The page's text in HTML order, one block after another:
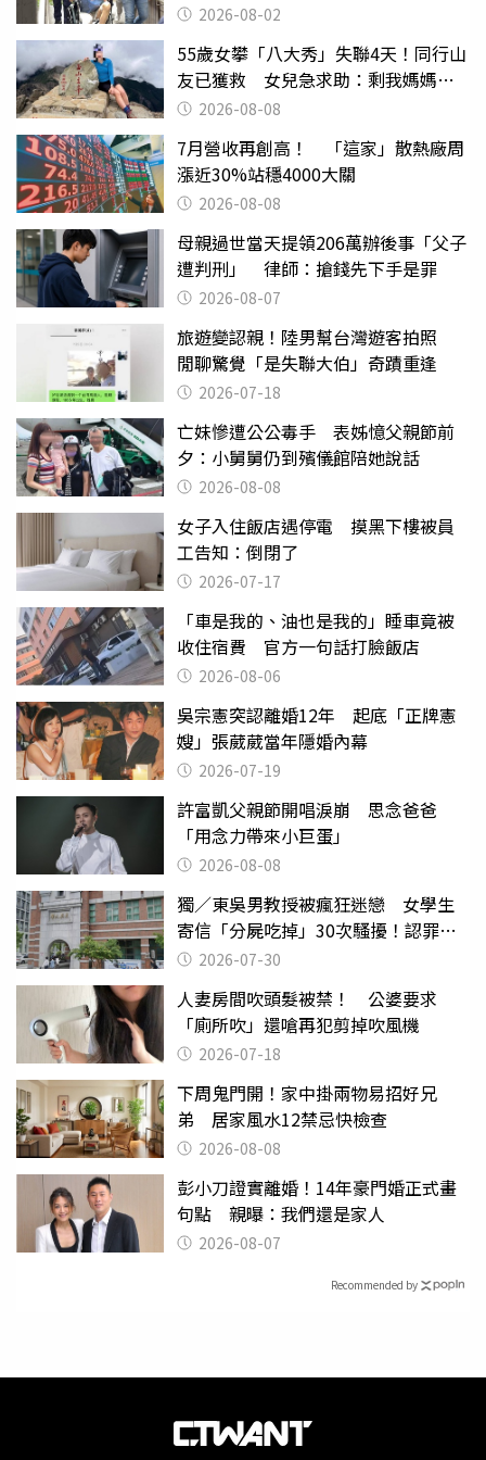
2026-08-02
55歲女攀「八大秀」失聯4天！同行山
友已獲救 女兒急求助：剩我媽媽還
沒找到
2026-08-08
7月營收再創高！ 「這家」散熱廠周
漲近30%站穩4000大關
2026-08-08
母親過世當天提領206萬辦後事「父子
遭判刑」 律師：搶錢先下手是罪
2026-08-07
旅遊變認親！陸男幫台灣遊客拍照
閒聊驚覺「是失聯大伯」奇蹟重逢
2026-07-18
亡妹慘遭公公毒手 表姊憶父親節前
夕：小舅舅仍到殯儀館陪她說話
2026-08-08
女子入住飯店遇停電 摸黑下樓被員
工告知：倒閉了
2026-07-17
「車是我的、油也是我的」睡車竟被
收住宿費 官方一句話打臉飯店
2026-08-06
吳宗憲突認離婚12年 起底「正牌憲
嫂」張葳葳當年隱婚內幕
2026-07-19
許富凱父親節開唱淚崩 思念爸爸
「用念力帶來小巨蛋」
2026-08-08
獨／東吳男教授被瘋狂迷戀 女學生
寄信「分屍吃掉」30次騷擾！認罪免
關 2026-07-30
人妻房間吹頭髮被禁！ 公婆要求
「廁所吹」還嗆再犯剪掉吹風機
2026-07-18
下周鬼門開！家中掛兩物易招好兄
弟 居家風水12禁忌快檢查
2026-08-08
彭小刀證實離婚！14年豪門婚正式畫
句點 親曝：我們還是家人
2026-08-07
Recommended by